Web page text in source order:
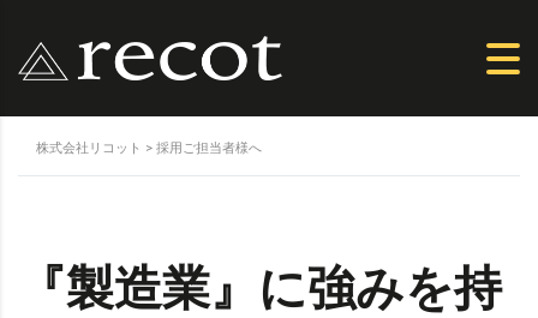
株式会社リコット > 採用ご担当者様へ
『製造業』に強みを持